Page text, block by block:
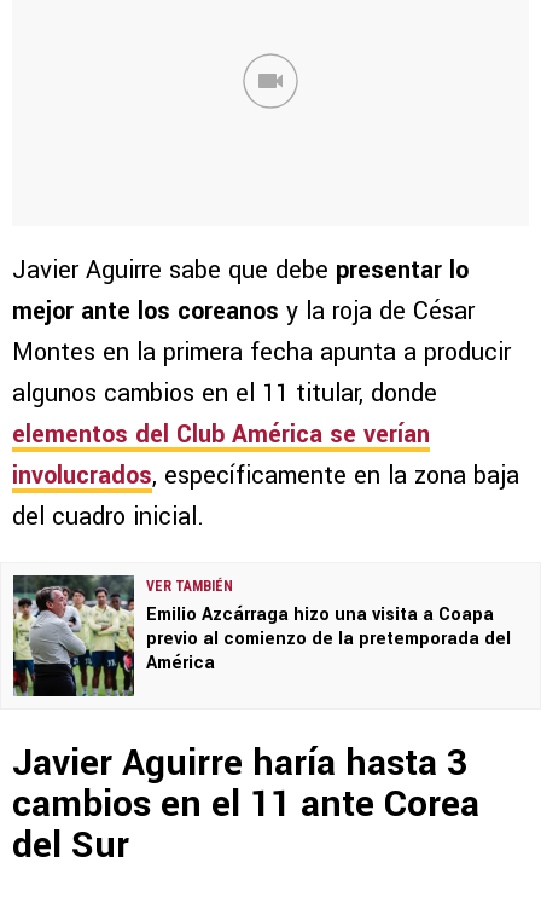
Javier Aguirre sabe que debe presentar lo
mejor ante los coreanos y la roja de César
Montes en la primera fecha apunta a producir
algunos cambios en el 11 titular, donde
elementos del Club América se verían
involucrados, específicamente en la zona baja
del cuadro inicial.
VER TAMBIÉN
Emilio Azcárraga hizo una visita a Coapa
previo al comienzo de la pretemporada del
América
Javier Aguirre haría hasta 3
cambios en el 11 ante Corea
del Sur